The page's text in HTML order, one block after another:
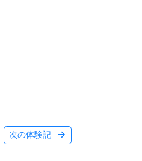
次の体験記